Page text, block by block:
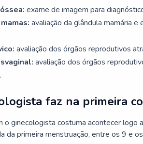
exame de imagem para
avaliação da glândula mamária
avaliação dos órgãos reprodutivos
avaliação dos órgãos
faz na primeira
o ginecologista costuma acontecer logo
da primeira menstruação, entre os 9 e